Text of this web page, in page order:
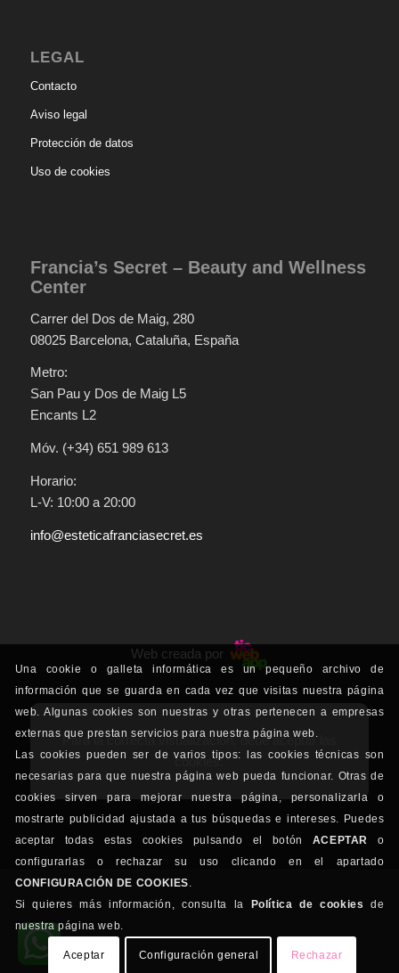
LEGAL
Contacto
Aviso legal
Protección de datos
Uso de cookies
Francia’s Secret – Beauty and Wellness
Center
Carrer del Dos de Maig, 280
08025 Barcelona, Cataluña, España
Metro:
San Pau y Dos de Maig L5
Encants L2
Móv. (+34) 651 989 613
Horario:
L-V: 10:00 a 20:00
info@esteticafranciasecret.es
Web creada por
Para la correcta visualización, debe aceptar las
cookies.
Una cookie o galleta informática es un pequeño archivo de
información que se guarda en cada vez que visitas nuestra página
web. Algunas cookies son nuestras y otras pertenecen a empresas
externas que prestan servicios para nuestra página web.
Las cookies pueden ser de varios tipos: las cookies técnicas son
necesarias para que nuestra página web pueda funcionar. Otras de
cookies sirven para mejorar nuestra página, personalizarla o
mostrarte publicidad ajustada a tus búsquedas e intereses. Puedes
aceptar todas estas cookies pulsando el botón ACEPTAR o
configurarlas o rechazar su uso clicando en el apartado
CONFIGURACIÓN DE COOKIES.
Si quieres más información, consulta la
Política de cookies
de
nuestra página web.
Aceptar Configuración general Rechazar